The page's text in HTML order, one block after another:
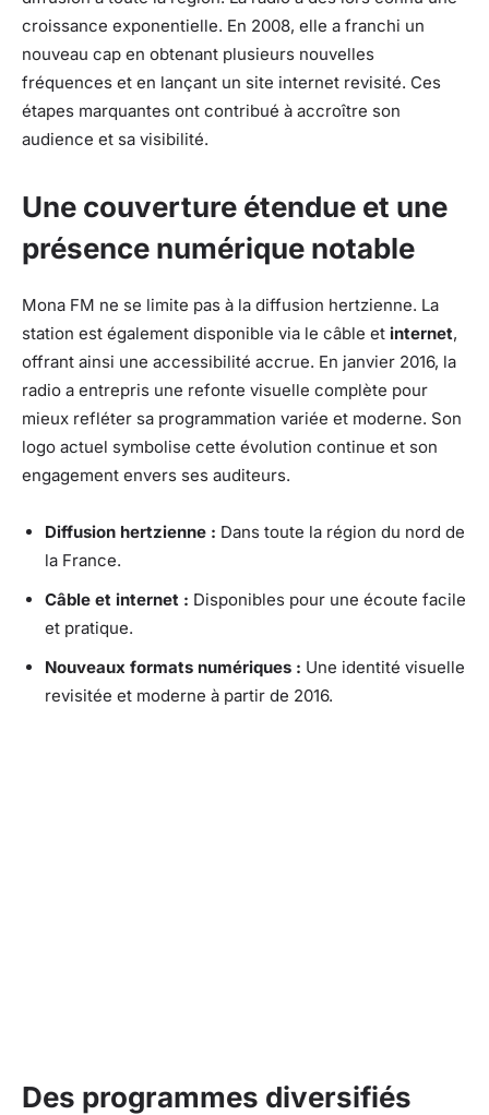
croissance exponentielle. En 2008, elle a franchi un
nouveau cap en obtenant plusieurs nouvelles
fréquences et en lançant un site internet revisité. Ces
étapes marquantes ont contribué à accroître son
audience et sa visibilité.
Une couverture étendue et une
présence numérique notable
Mona FM ne se limite pas à la diffusion hertzienne. La
station est également disponible via le câble et internet,
offrant ainsi une accessibilité accrue. En janvier 2016, la
radio a entrepris une refonte visuelle complète pour
mieux refléter sa programmation variée et moderne. Son
logo actuel symbolise cette évolution continue et son
engagement envers ses auditeurs.
Diffusion hertzienne : Dans toute la région du nord de
la France.
Câble et internet : Disponibles pour une écoute facile
et pratique.
Nouveaux formats numériques : Une identité visuelle
revisitée et moderne à partir de 2016.
Des programmes diversifiés